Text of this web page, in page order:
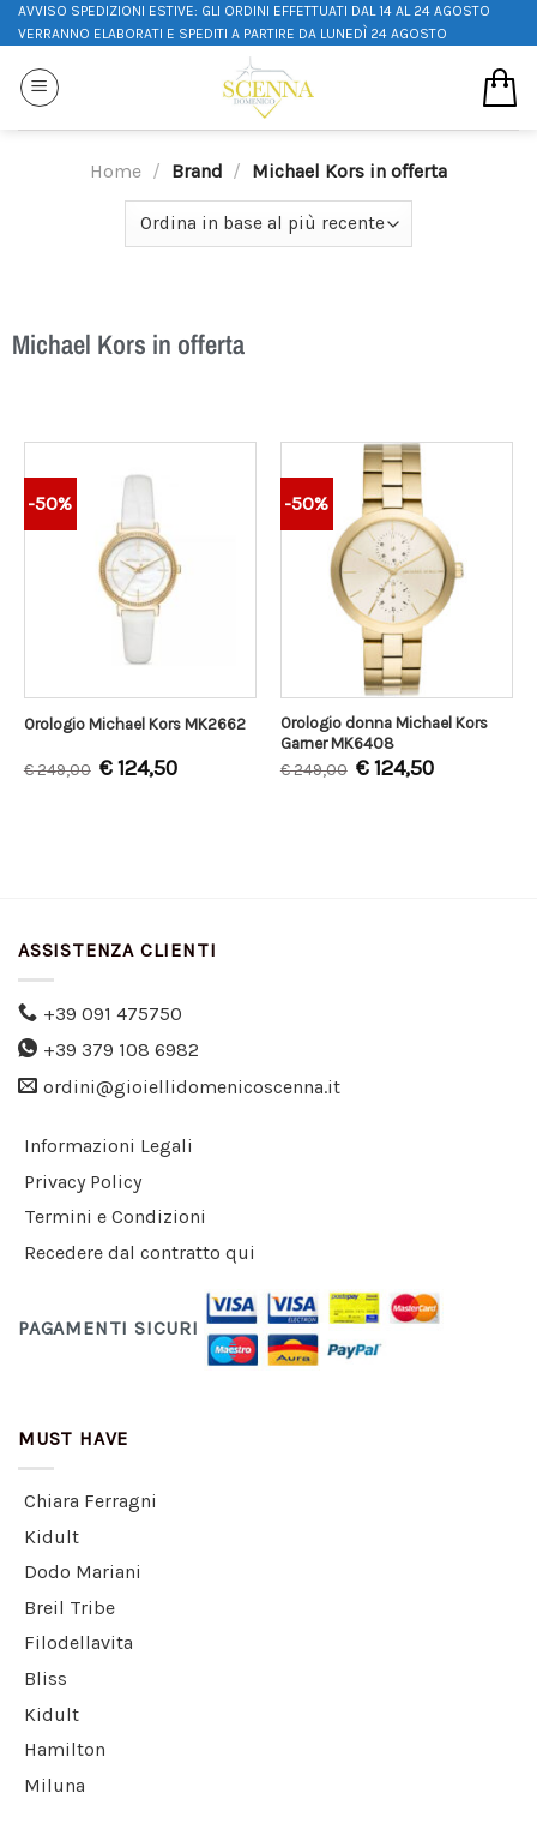
AVVISO SPEDIZIONI ESTIVE: GLI ORDINI EFFETTUATI DAL 14 AL 24 AGOSTO
VERRANNO ELABORATI E SPEDITI A PARTIRE DA LUNEDÌ 24 AGOSTO
Home / Brand / Michael Kors in offerta
Michael Kors in offerta
-50%
Orologio Michael Kors MK2662
€249,00 €124,50
-50%
Orologio donna Michael Kors
Garner MK6408
€249,00 €124,50
ASSISTENZA CLIENTI
+39 091 475750
+39 379 108 6982
ordini@gioiellidomenicoscenna.it
Informazioni Legali
Privacy Policy
Termini e Condizioni
Recedere dal contratto qui
PAGAMENTI SICURI
MUST HAVE
Chiara Ferragni
Kidult
Dodo Mariani
Breil Tribe
Filodellavita
Bliss
Kidult
Hamilton
Miluna